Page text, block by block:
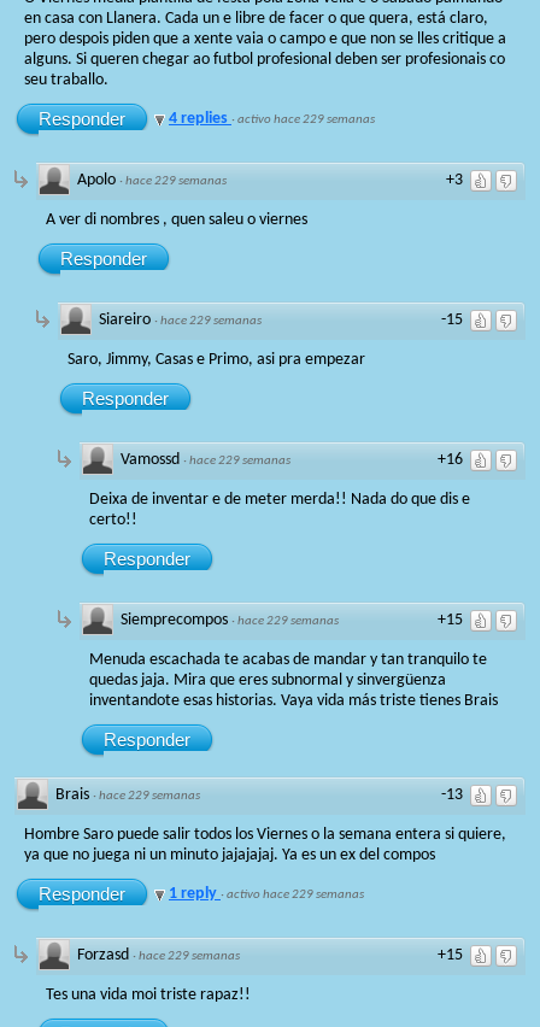
en casa con Llanera. Cada un e libre de facer o que quera, está claro,
pero despois piden que a xente vaia o campo e que non se lles critique a
alguns. Si queren chegar ao futbol profesional deben ser profesionais co
seu traballo.
Responder 4 replies ·activo hace 229 semanas
+3
Apolo ·hace 229 semanas
A ver di nombres , quen saleu o viernes
Responder
-15
Siareiro ·hace 229 semanas
Saro, Jimmy, Casas e Primo, asi pra empezar
Responder
+16
Vamossd ·hace 229 semanas
Deixa de inventar e de meter merda!! Nada do que dis e
certo!!
Responder
+15
Siemprecompos ·hace 229 semanas
Menuda escachada te acabas de mandar y tan tranquilo te
quedas jaja. Mira que eres subnormal y sinvergüenza
inventandote esas historias. Vaya vida más triste tienes Brais
Responder
-13
Brais ·hace 229 semanas
Hombre Saro puede salir todos los Viernes o la semana entera si quiere,
ya que no juega ni un minuto jajajajaj. Ya es un ex del compos
Responder 1 reply ·activo hace 229 semanas
+15
Forzasd ·hace 229 semanas
Tes una vida moi triste rapaz!!